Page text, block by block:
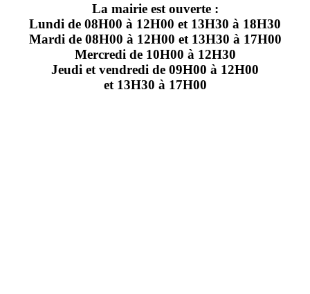
La mairie est ouverte :
Lundi de 08H00 à 12H00 et 13H30 à 18H30
Mardi de 08H00 à 12H00 et 13H30 à 17H00
Mercredi de 10H00 à 12H30
Jeudi et vendredi de 09H00 à 12H00
et 13H30 à 17H00